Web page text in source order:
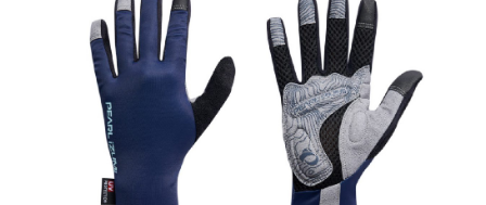
請求用戶進行身份認證。
５．嚴禁一人註冊多個帳號或使用他人資訊註冊。若發現惡意使用之情形，
恩沛科技股份有限公司將有權停止該用戶之使用額度並採取法律行動。